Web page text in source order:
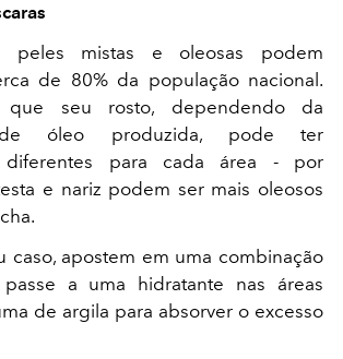
peles mistas e oleosas podem
de 80% da população nacional.
que seu rosto, dependendo da
de óleo produzida, pode ter
diferentes para cada área - por
e nariz podem ser mais oleosos
caso, apostem em uma combinação
a uma hidratante nas áreas
de argila para absorver o excesso